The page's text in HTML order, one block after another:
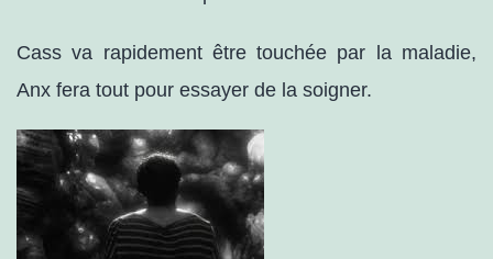
Cass va rapidement être touchée par la maladie,
Anx fera tout pour essayer de la soigner.